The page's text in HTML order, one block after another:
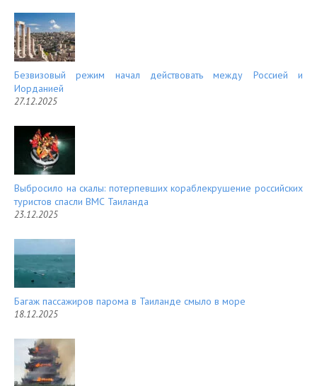
Безвизовый режим начал действовать между Россией и
Иорданией
27.12.2025
Выбросило на скалы: потерпевших кораблекрушение российских
туристов спасли ВМС Таиланда
23.12.2025
Багаж пассажиров парома в Таиланде смыло в море
18.12.2025